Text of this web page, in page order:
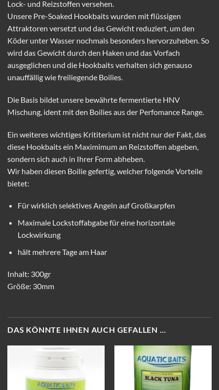
Lock- und Reizstoffen versehen.
Unsere Pre-Soaked Hookbaits wurden mit flüssigen
Attraktoren versetzt und das Gewicht reduziert, um den
Köder unter Wasser nochmals besonders hervorzuheben. So
wird das Gewicht durch den Haken und das Vorfach
ausgeglichen und die Hookbaits verhalten sich genauso
unauffällig wie freiliegende Boilies.
Die Basis bildet unsere bewährte fermentierte HNV
Mischung, ident mit den Boilies aus der Perfomance Range.
Ein weiteres wichtiges Krititerium ist nicht nur der Fakt, das
diese Hookbaits ein Maximimum an Reizstoffen abgeben,
sondern sich auch in Ihrer Form abheben.
Wir haben diesen Boilie gefertig, welcher folgende Vorteile
bietet:
Für wirklich selektives Angeln auf Großkarpfen
Maximale Lockstoffabgabe für eine horizontale
Lockwirkung
hält mehrere Tage am Haar
Inhalt: 300gr
Größe: 30mm
DAS KÖNNTE IHNEN AUCH GEFALLEN …